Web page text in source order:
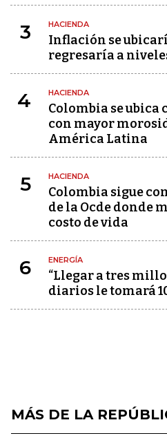
3 HACIENDA
Inflación se
regresaría a
4 HACIENDA
Colombia se ubica
con mayor
América Latina
5 HACIENDA
Colombia sigue
de la Ocde donde
costo de vida
6 ENERGÍA
“Llegar a tres
diarios le tomará
MÁS DE LA